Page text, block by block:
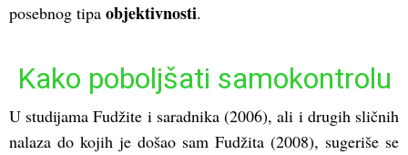
posebnog tipa objektivnosti.
Kako poboljšati samokontrolu
U studijama Fudžite i saradnika (2006), ali i drugih sličnih
nalaza do kojih je došao sam Fudžita (2008), sugeriše se